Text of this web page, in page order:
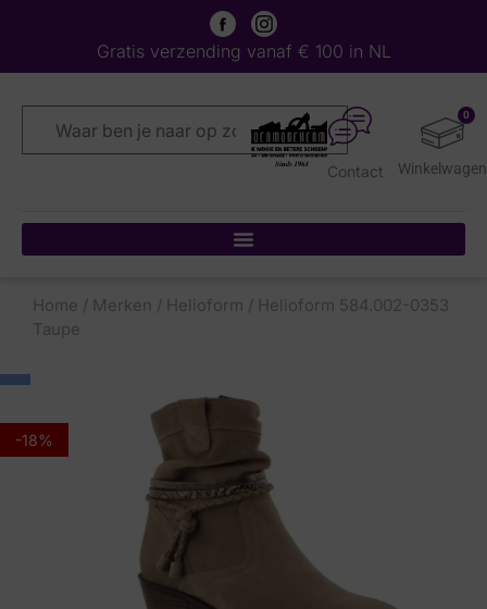
Gratis verzending vanaf € 100 in NL
0
Contact
Home / Merken / Helioform / Helioform 584.002-0353
Taupe
-18%